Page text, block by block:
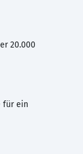
20.000
für ein